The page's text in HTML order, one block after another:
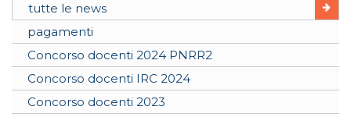
tutte le news
pagamenti
Concorso docenti 2024 PNRR2
Concorso docenti IRC 2024
Concorso docenti 2023